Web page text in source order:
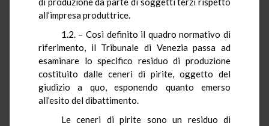
all’impresa produttrice.
1.2. – Così definito il quadro normativo di
riferimento, il Tribunale di Venezia passa ad
esaminare lo specifico residuo di produzione
costituito dalle ceneri di pirite, oggetto del
giudizio a quo, esponendo quanto emerso
all’esito del dibattimento.
Le ceneri di pirite sono un residuo di